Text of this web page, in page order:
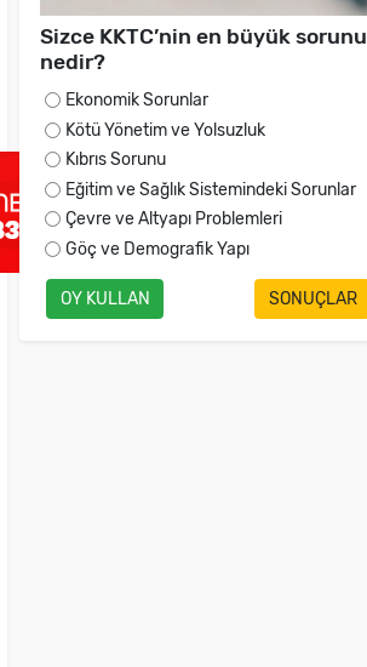
Sizce KKTC’nin en büyük sorunu
nedir?
Ekonomik Sorunlar
Kötü Yönetim ve Yolsuzluk
Kıbrıs Sorunu
Eğitim ve Sağlık Sistemindeki Sorunlar
Çevre ve Altyapı Problemleri
Göç ve Demografik Yapı
OY KULLAN SONUÇLAR